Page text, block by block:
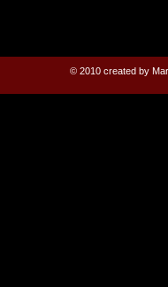
© 2010 created by